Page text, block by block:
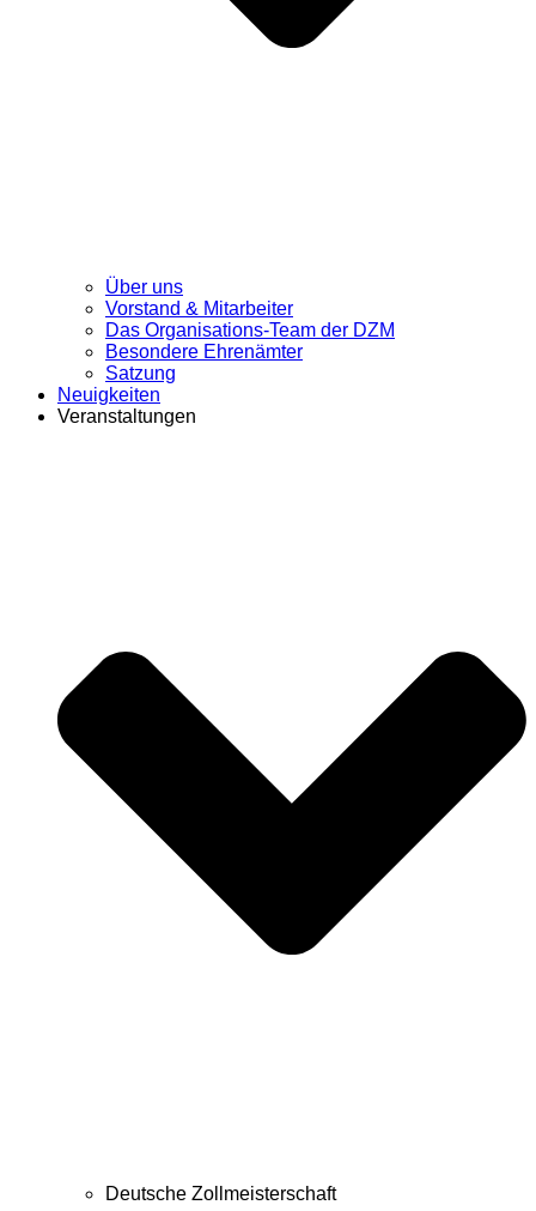
Über uns
Vorstand & Mitarbeiter
Das Organisations-Team der DZM
Besondere Ehrenämter
Satzung
Neuigkeiten
Veranstaltungen
Deutsche Zollmeisterschaft